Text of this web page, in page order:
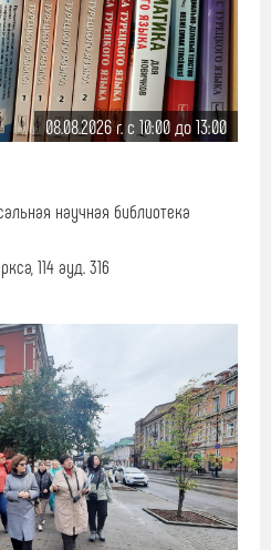
08.08.2026 г. c 10:00 до 13:00
научная библиотека
114 ауд. 316